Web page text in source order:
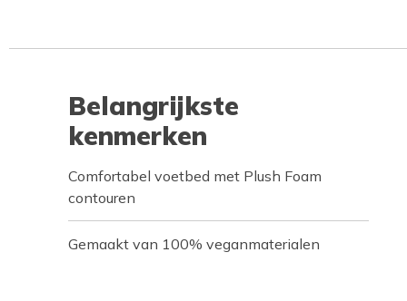
Belangrijkste
kenmerken
Comfortabel voetbed met Plush Foam
contouren
Gemaakt van 100% veganmaterialen